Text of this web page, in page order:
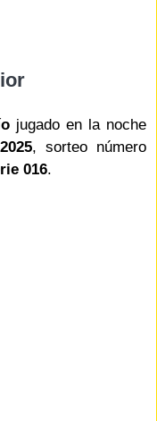
jugado en la noche
, sorteo número
016.